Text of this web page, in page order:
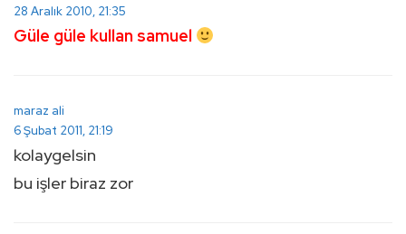
28 Aralık 2010, 21:35
Güle güle kullan samuel
maraz ali
6 Şubat 2011, 21:19
kolaygelsin
bu işler biraz zor